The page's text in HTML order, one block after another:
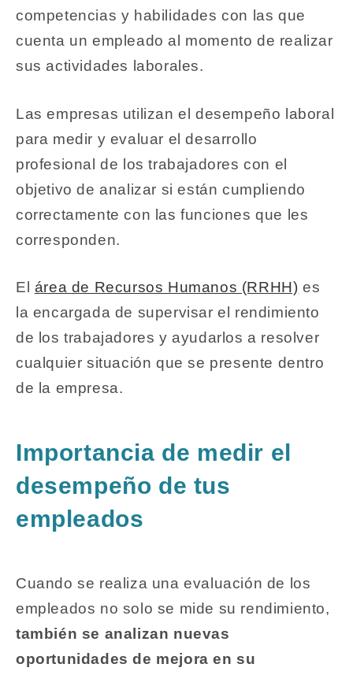
competencias y habilidades con las que
cuenta un empleado al momento de realizar
sus actividades laborales.
Las empresas utilizan el desempeño laboral
para medir y evaluar el desarrollo
profesional de los trabajadores con el
objetivo de analizar si están cumpliendo
correctamente con las funciones que les
corresponden.
El área de Recursos Humanos (RRHH) es
la encargada de supervisar el rendimiento
de los trabajadores y ayudarlos a resolver
cualquier situación que se presente dentro
de la empresa.
Importancia de medir el
desempeño de tus
empleados
Cuando se realiza una evaluación de los
empleados no solo se mide su rendimiento,
también se analizan nuevas
oportunidades de mejora en su